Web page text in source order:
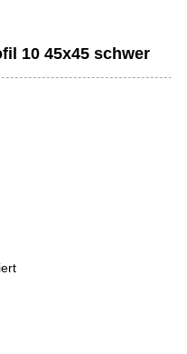
10 45x45 schwer